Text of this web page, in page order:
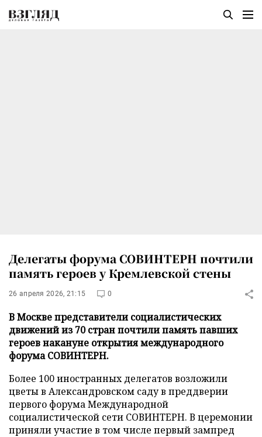
Делегаты форума СОВИНТЕРН почтили
память героев у Кремлевской стены
26 апреля 2026, 21:15 0
В Москве представители социалистических
движений из 70 стран почтили память павших
героев накануне открытия международного
форума СОВИНТЕРН.
Более 100 иностранных делегатов возложили
цветы в Александровском саду в преддверии
первого форума Международной
социалистической сети СОВИНТЕРН. В церемонии
приняли участие в том числе первый зампред